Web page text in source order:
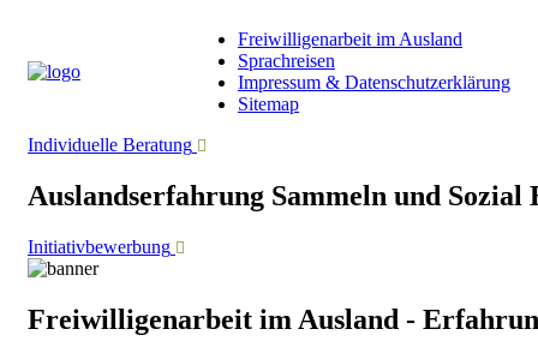
Freiwilligenarbeit im Ausland
Sprachreisen
Impressum & Datenschutzerklärung
Sitemap
Individuelle Beratung
Auslandserfahrung Sammeln und Sozial
Initiativbewerbung
Freiwilligenarbeit im Ausland -